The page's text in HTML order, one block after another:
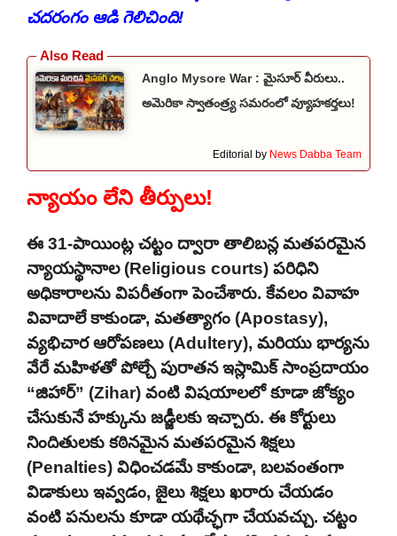
చదరంగం ఆడి గెలిచింది!
Anglo Mysore War : మైసూర్ వీరులు..
అమెరికా స్వాతంత్ర్య సమరంలో వ్యూహకర్తలు!
Editorial by News Dabba Team
న్యాయం లేని తీర్పులు!
ఈ 31-పాయింట్ల చట్టం ద్వారా తాలిబన్ల మతపరమైన
న్యాయస్థానాల (Religious courts) పరిధిని
అధికారాలను విపరీతంగా పెంచేశారు. కేవలం వివాహ
వివాదాలే కాకుండా, మతత్యాగం (Apostasy),
వ్యభిచార ఆరోపణలు (Adultery), మరియు భార్యను
వేరే మహిళతో పోల్చే పురాతన ఇస్లామిక్ సాంప్రదాయం
“జిహార్” (Zihar) వంటి విషయాలలో కూడా జోక్యం
చేసుకునే హక్కును జడ్జీలకు ఇచ్చారు. ఈ కోర్టులు
నిందితులకు కఠినమైన మతపరమైన శిక్షలు
(Penalties) విధించడమే కాకుండా, బలవంతంగా
విడాకులు ఇవ్వడం, జైలు శిక్షలు ఖరారు చేయడం
వంటి పనులను కూడా యథేచ్ఛగా చేయవచ్చు. చట్టం